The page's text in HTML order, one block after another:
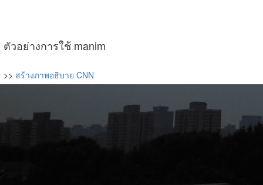
ตัวอย่างการใช้ manim
>> สร้างภาพอธิบาย CNN